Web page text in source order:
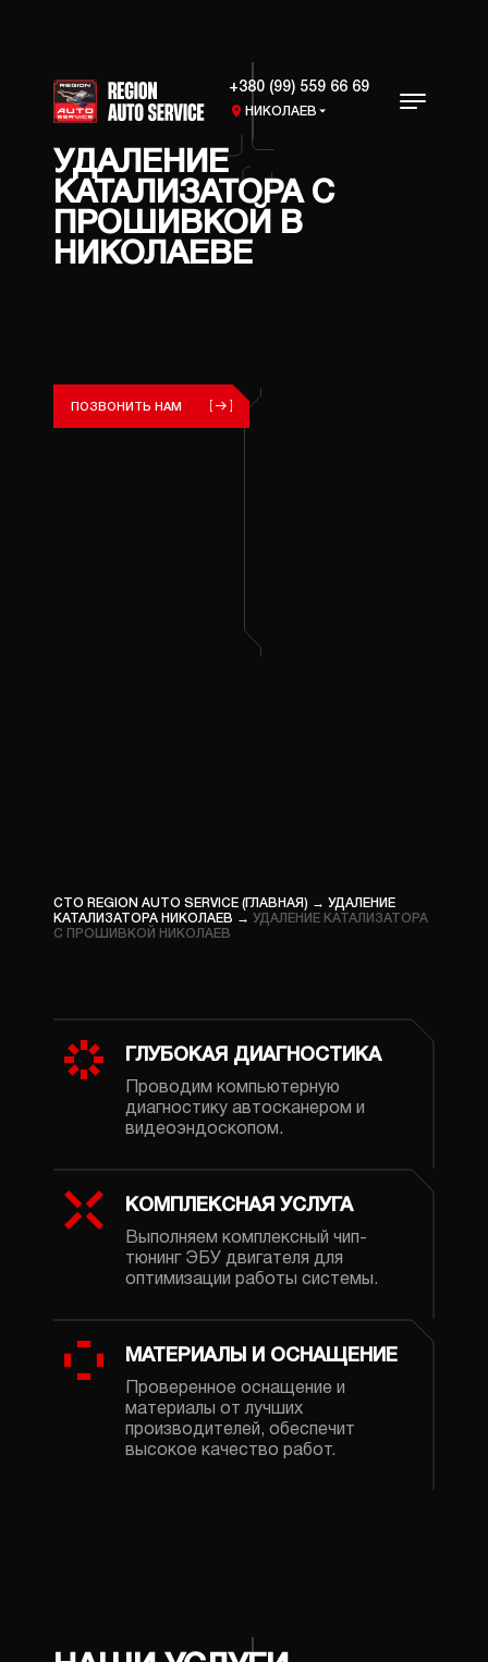
+380 (99) 559 66 69
НИКОЛАЕВ
УДАЛЕНИЕ
КАТАЛИЗАТОРА С
ПРОШИВКОЙ В
НИКОЛАЕВЕ
ПОЗВОНИТЬ НАМ
СТО REGION AUTO SERVICE (ГЛАВНАЯ) → УДАЛЕНИЕ
КАТАЛИЗАТОРА НИКОЛАЕВ → УДАЛЕНИЕ КАТАЛИЗАТОРА
С ПРОШИВКОЙ НИКОЛАЕВ
ГЛУБОКАЯ ДИАГНОСТИКА
Проводим компьютерную
диагностику автосканером и
видеоэндоскопом.
КОМПЛЕКСНАЯ УСЛУГА
Выполняем комплексный чип-
тюнинг ЭБУ двигателя для
оптимизации работы системы.
МАТЕРИАЛЫ И ОСНАЩЕНИЕ
Проверенное оснащение и
материалы от лучших
производителей, обеспечит
высокое качество работ.